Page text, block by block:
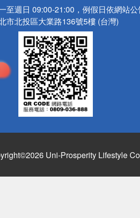
至週日 09:00-21:00，例假日依網站
市北投區大業路136號5樓 (台灣)
Uni-Prosperity Lifestyle